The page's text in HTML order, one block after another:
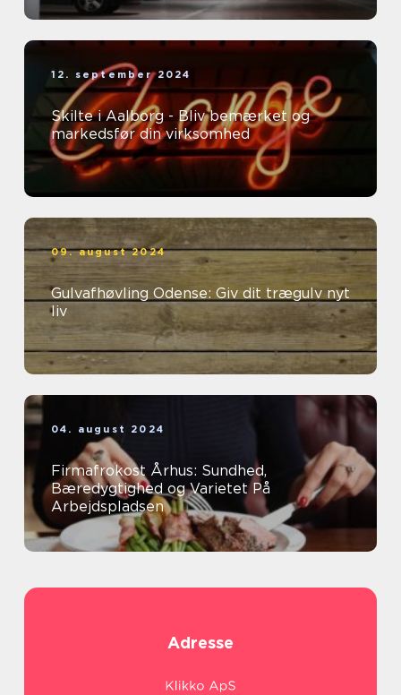
12. september 2024
Skilte i Aalborg - Bliv bemærket og
markedsfør din virksomhed
09. august 2024
Gulvafhøvling Odense: Giv dit trægulv nyt
liv
04. august 2024
Firmafrokost Århus: Sundhed,
Bæredygtighed og Varietet På
Arbejdspladsen
Adresse